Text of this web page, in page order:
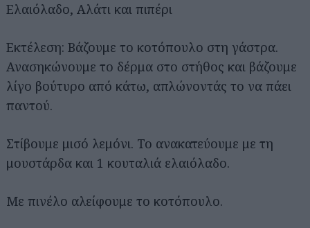
Ελαιόλαδο, Αλάτι και πιπέρι
Εκτέλεση: Βάζουμε το κοτόπουλο στη γάστρα.
Ανασηκώνουμε το δέρμα στο στήθος και βάζουμε
λίγο βούτυρο από κάτω, απλώνοντάς το να πάει
παντού.
Στίβουμε μισό λεμόνι. Το ανακατεύουμε με τη
μουστάρδα και 1 κουταλιά ελαιόλαδο.
Με πινέλο αλείφουμε το κοτόπουλο.